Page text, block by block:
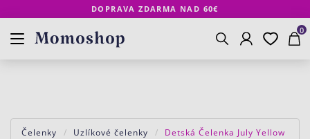
DOPRAVA ZDARMA NAD 60€
Vyhľadávanie
Košík
0
Obľúbené
Čelenky Uzlíkové čelenky Detská Čelenka July Yellow